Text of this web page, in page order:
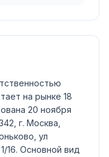
на рынке 18
20 ноября
г. Москва,
ул
16. Основной вид